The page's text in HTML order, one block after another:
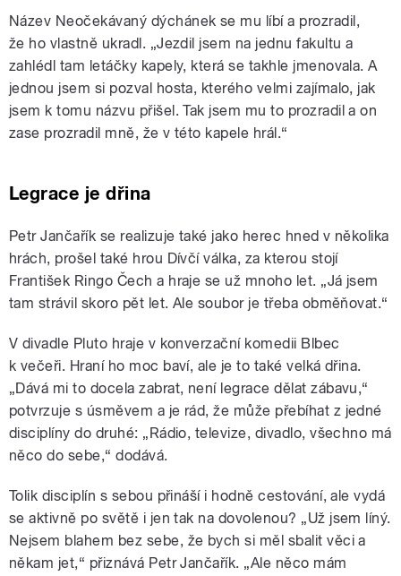
Název Neočekávaný dýchánek se mu líbí a prozradil,
že ho vlastně ukradl. „Jezdil jsem na jednu fakultu a
zahlédl tam letáčky kapely, která se takhle jmenovala. A
jednou jsem si pozval hosta, kterého velmi zajímalo, jak
jsem k tomu názvu přišel. Tak jsem mu to prozradil a on
zase prozradil mně, že v této kapele hrál.“
Legrace je dřina
Petr Jančařík se realizuje také jako herec hned v několika
hrách, prošel také hrou Dívčí válka, za kterou stojí
František Ringo Čech a hraje se už mnoho let. „Já jsem
tam strávil skoro pět let. Ale soubor je třeba obměňovat.“
V divadle Pluto hraje v konverzační komedii Blbec
k večeři. Hraní ho moc baví, ale je to také velká dřina.
„Dává mi to docela zabrat, není legrace dělat zábavu,“
potvrzuje s úsměvem a je rád, že může přebíhat z jedné
disciplíny do druhé: „Rádio, televize, divadlo, všechno má
něco do sebe,“ dodává.
Tolik disciplín s sebou přináší i hodně cestování, ale vydá
se aktivně po světě i jen tak na dovolenou? „Už jsem líný.
Nejsem blahem bez sebe, že bych si měl sbalit věci a
někam jet,“ přiznává Petr Jančařík. „Ale něco mám